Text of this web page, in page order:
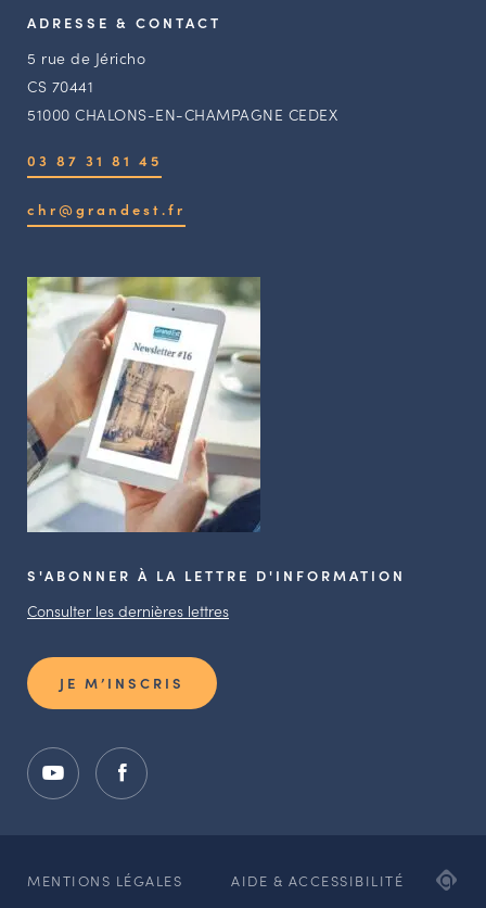
ADRESSE & CONTACT
5 rue de Jéricho
CS 70441
51000 CHALONS-EN-CHAMPAGNE CEDEX
03 87 31 81 45
chr@grandest.fr
S'ABONNER À LA LETTRE D'INFORMATION
Consulter les dernières lettres
JE M’INSCRIS
MENTIONS LÉGALES AIDE & ACCESSIBILITÉ